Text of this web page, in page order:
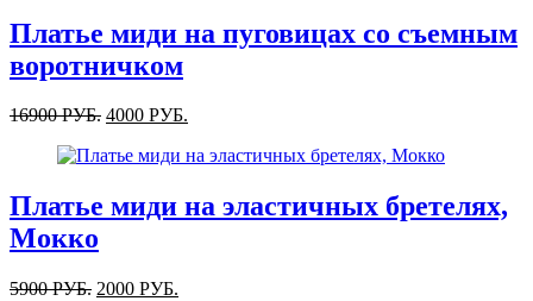
Платье миди на пуговицах со съемным
воротничком
16900РУБ. 4000 РУБ.
Платье миди на эластичных бретелях,
Мокко
5900РУБ. 2000 РУБ.